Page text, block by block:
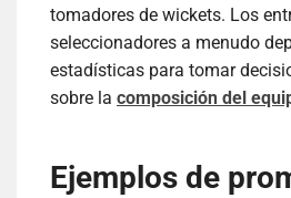
tomadores de wickets. Los
seleccionadores a menudo
estadísticas para tomar
sobre la composición del
Ejemplos de